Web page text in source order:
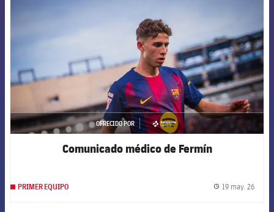
OFRECIDO POR
asistencia
Comunicado médico de Fermín
PRIMER EQUIPO 19 may. 26